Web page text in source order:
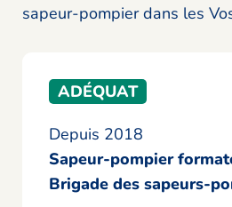
sapeur-pompier dans les
ADÉQUAT
Depuis 2018
Sapeur-pompier
Brigade des sapeurs-